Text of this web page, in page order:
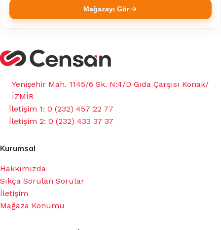
Mağazayı Gör
Yenişehir Mah. 1145/6 Sk. N:4/D Gıda Çarşısı Konak/
İZMİR
İletişim 1: 0 (232) 457 22 77
İletişim 2: 0 (232) 433 37 37
Kurumsal
Hakkımızda
Sıkça Sorulan Sorular
İletişim
Mağaza Konumu